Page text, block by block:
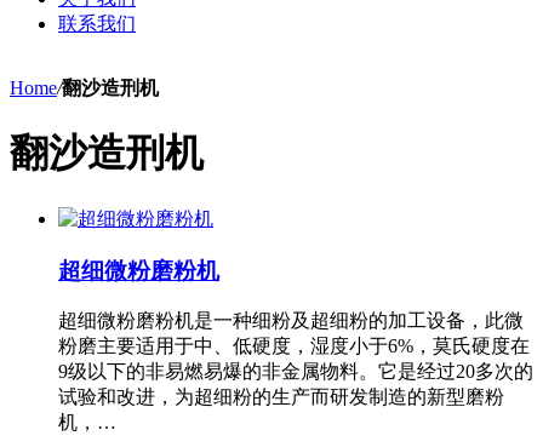
联系我们
Home/翻沙造刑机
翻沙造刑机
超细微粉磨粉机
超细微粉磨粉机是一种细粉及超细粉的加工设备，此微
粉磨主要适用于中、低硬度，湿度小于6%，莫氏硬度在
9级以下的非易燃易爆的非金属物料。它是经过20多次的
试验和改进，为超细粉的生产而研发制造的新型磨粉
机，…